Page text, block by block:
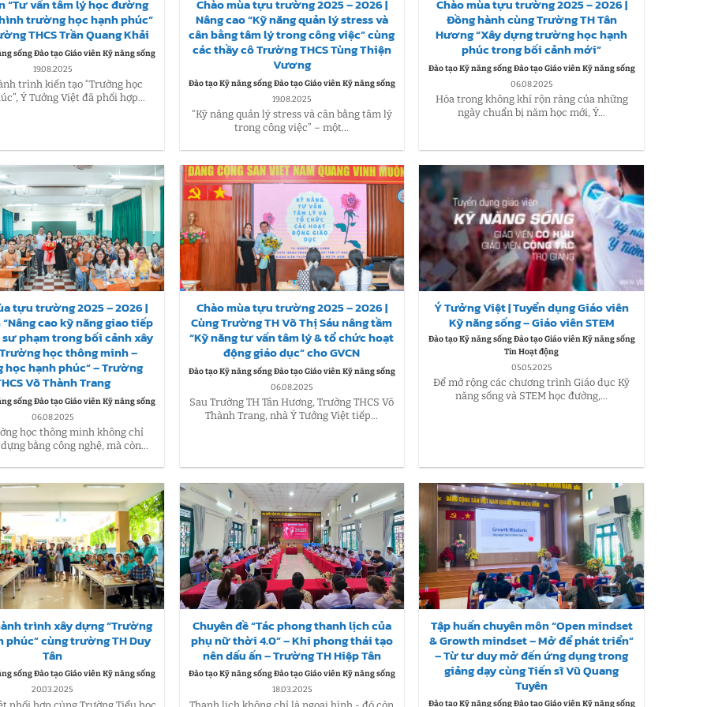
“Tư vấn tâm lý học đường
trường học hạnh phúc”
THCS Trần Quang Khải
sống Đào tạo Giáo viên Kỹ năng sống
19.08.2025
trình kiến tạo “Trường học
Ý Tưởng Việt đã phối hợp...
Chào mùa tựu trường 2025 – 2026 |
Nâng cao “Kỹ năng quản lý stress và
cân bằng tâm lý trong công việc” cùng
các thầy cô Trường THCS Tùng Thiện
Vương
Đào tạo Kỹ năng sống Đào tạo Giáo viên Kỹ năng sống
19.08.2025
“Kỹ năng quản lý stress và cân bằng tâm lý
trong công việc” – một...
Chào mùa tựu trường 2025 – 2026 |
Đồng hành cùng Trường TH Tân
Hương “Xây dựng trường học hạnh
phúc trong bối cảnh mới”
Đào tạo Kỹ năng sống Đào tạo Giáo viên Kỹ năng sống
06.08.2025
Hòa trong không khí rộn ràng của những
ngày chuẩn bị năm học mới, Ý...
tựu trường 2025 – 2026 |
“Nâng cao kỹ năng giao tiếp
phạm trong bối cảnh xây
học thông minh –
học hạnh phúc” – Trường
Võ Thành Trang
sống Đào tạo Giáo viên Kỹ năng sống
06.08.2025
học thông minh không chỉ
bằng công nghệ, mà còn...
Chào mùa tựu trường 2025 – 2026 |
Cùng Trường TH Võ Thị Sáu nâng tầm
“Kỹ năng tư vấn tâm lý & tổ chức hoạt
động giáo dục” cho GVCN
Đào tạo Kỹ năng sống Đào tạo Giáo viên Kỹ năng sống
06.08.2025
Sau Trường TH Tân Hương, Trường THCS Võ
Thành Trang, nhà Ý Tưởng Việt tiếp...
Ý Tưởng Việt | Tuyển dụng Giáo viên
Kỹ năng sống – Giáo viên STEM
Đào tạo Kỹ năng sống Đào tạo Giáo viên Kỹ năng sống
Tin Hoạt động
05.05.2025
Để mở rộng các chương trình Giáo dục Kỹ
năng sống và STEM học đường,...
trình xây dựng “Trường
phúc” cùng trường TH Duy
Tân
sống Đào tạo Giáo viên Kỹ năng sống
20.03.2025
Chuyên đề “Tác phong thanh lịch của
phụ nữ thời 4.0” – Khi phong thái tạo
nên dấu ấn – Trường TH Hiệp Tân
Đào tạo Kỹ năng sống Đào tạo Giáo viên Kỹ năng sống
18.03.2025
Tập huấn chuyên môn “Open mindset
& Growth mindset – Mở để phát triển”
– Từ tư duy mở đến ứng dụng trong
giảng dạy cùng Tiến sĩ Vũ Quang
Tuyên
Đào tạo Kỹ năng sống Đào tạo Giáo viên Kỹ năng sống